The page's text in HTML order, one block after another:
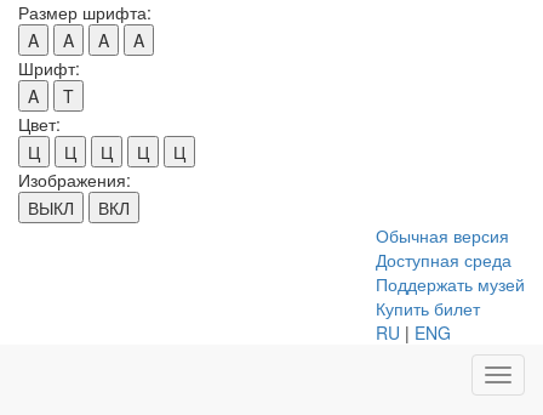
Размер шрифта:
A
A A
A
Шрифт:
A
T
Цвет:
Ц
Ц Ц Ц
Ц
Изображения:
ВЫКЛ
ВКЛ
Обычная версия
Доступная среда
Поддержать музей
Купить билет
RU | ENG